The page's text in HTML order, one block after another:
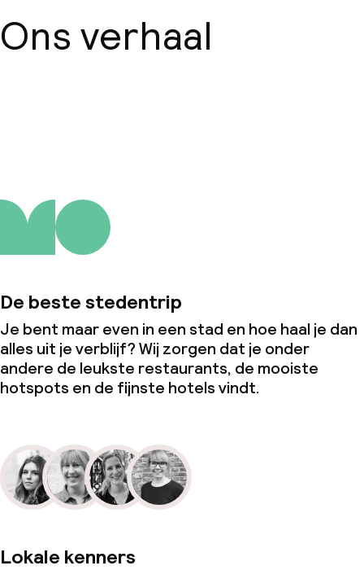
Ons verhaal
De beste stedentrip
Je bent maar even in een stad en hoe haal je dan
alles uit je verblijf? Wij zorgen dat je onder
andere de leukste restaurants, de mooiste
hotspots en de fijnste hotels vindt.
Lokale kenners